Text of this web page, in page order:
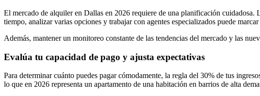
El mercado de alquiler en Dallas en 2026 requiere de una planificación
tiempo, analizar varias opciones y trabajar con agentes especializados puede
Además, mantener un monitoreo constante de las tendencias del mercado y las
Evalúa tu capacidad de pago y ajusta expectativas
Para determinar cuánto puedes pagar cómodamente, la regla del 30% de tus
lo que en 2026 representa un apartamento de una habitación en barrios de alta